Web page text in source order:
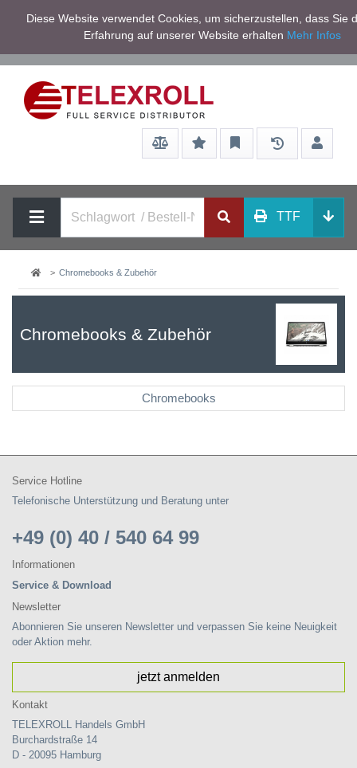
Service/Hilfe
Netto zzgl.
Mwst
TTF
Chromebooks & Zubehör
Chromebooks & Zubehör
Chromebooks
Service Hotline
Telefonische Unterstützung und Beratung unter
+49 (0) 40 / 540 64 99
Informationen
Service & Download
Newsletter
Abonnieren Sie unseren Newsletter und verpassen Sie keine Neuigkeit
oder Aktion mehr.
jetzt anmelden
Kontakt
TELEXROLL Handels GmbH
Burchardstraße 14
D - 20095 Hamburg
Diese Website verwendet Cookies, um sicherzustellen, dass Sie
Erfahrung auf unserer Website erhalten Mehr Infos